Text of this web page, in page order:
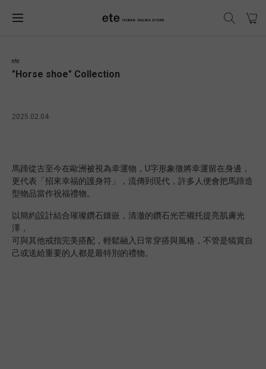
ete
"Horse shoe" Collection
2025.02.04
馬蹄從古至今在歐洲被視為幸運物，U字形象徵將幸運留在身邊，
更代表「招來幸福的護身符」，流傳到現代，許多人便會把馬蹄造
型物品當作祝福禮物。
以簡約設計結合璀璨鑽石鑲嵌，清澈的鑽石光芒襯托提亮肌膚光
澤，
可與其他戒指完美搭配，輕鬆融入日常穿搭與風格，不管是犒賞自
己或送給重要的人都是最特別的禮物。